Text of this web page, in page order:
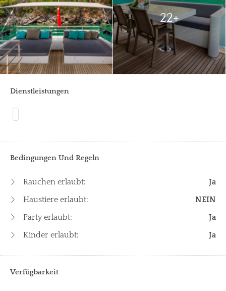
22+
Dienstleistungen
Bedingungen Und Regeln
Rauchen erlaubt:
Ja
Haustiere erlaubt:
NEIN
Party erlaubt:
Ja
Kinder erlaubt:
Ja
Verfügbarkeit